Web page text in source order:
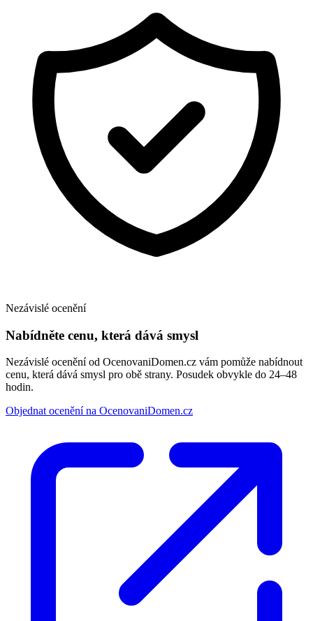
Nezávislé ocenění
Nabídněte cenu, která dává smysl
Nezávislé ocenění od OcenovaniDomen.cz vám pomůže nabídnout
cenu, která dává smysl pro obě strany. Posudek obvykle do 24–48
hodin.
Objednat ocenění na OcenovaniDomen.cz